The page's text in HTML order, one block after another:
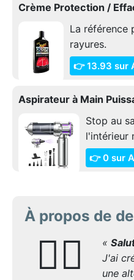
Crème Protection /
La référence
rayures.
👉 13.93 sur
Aspirateur à Main
Stop au
l'intérieur
👉 0 sur
À propos de
🙋‍♂️ «
J'ai
une